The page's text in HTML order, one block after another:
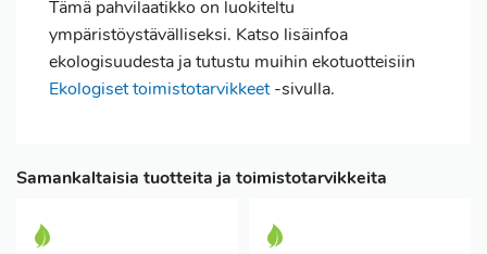
Tämä pahvilaatikko on luokiteltu
ympäristöystävälliseksi. Katso lisäinfoa
ekologisuudesta ja tutustu muihin ekotuotteisiin
Ekologiset toimistotarvikkeet-sivulla.
Samankaltaisia tuotteita ja toimistotarvikkeita